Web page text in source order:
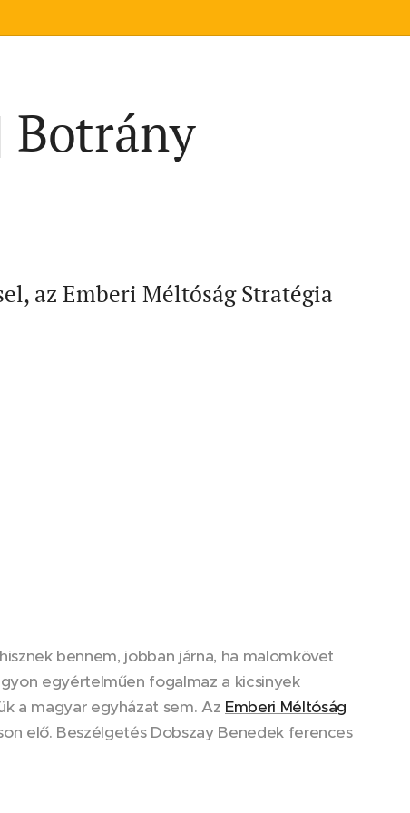
Botrány
az Emberi Méltóság Stratégia
bennem, jobban járna, ha malomkövet
egyértelműen fogalmaz a kicsinyek
a magyar egyházat sem. Az Emberi Méltóság
elő. Beszélgetés Dobszay Benedek ferences